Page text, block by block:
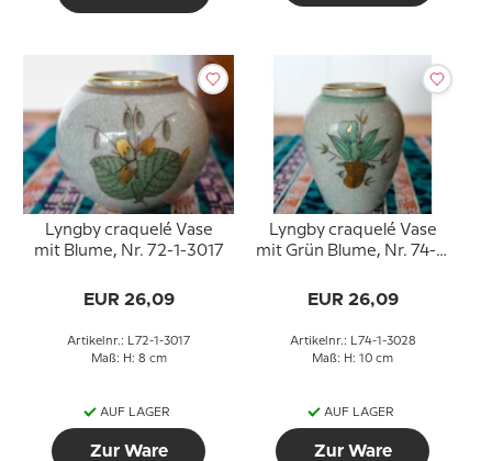
Lyngby craquelé Vase
mit Blume, Nr. 72-1-3017
EUR 26,09
Artikelnr.: L72-1-3017
Maß: H: 8 cm
AUF LAGER
Zur Ware
Lyngby craquelé Vase
mit Grün Blume, Nr. 74-1-
EUR 26,09
Artikelnr.: L74-1-3028
Maß: H: 10 cm
AUF LAGER
Zur Ware